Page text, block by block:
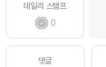
데일리 스탬프
0
댓글